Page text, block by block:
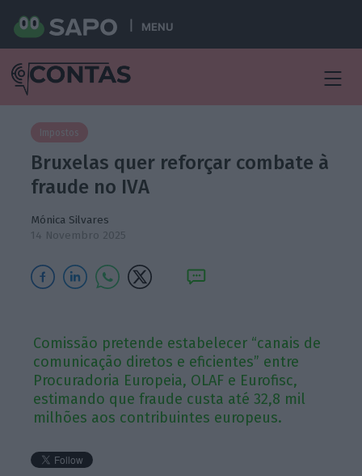
MENU
Impostos
Bruxelas quer reforçar combate à
fraude no IVA
Mónica Silvares
14 Novembro 2025
Comissão pretende estabelecer “canais de
comunicação diretos e eficientes” entre
Procuradoria Europeia, OLAF e Eurofisc,
estimando que fraude custa até 32,8 mil
milhões aos contribuintes europeus.